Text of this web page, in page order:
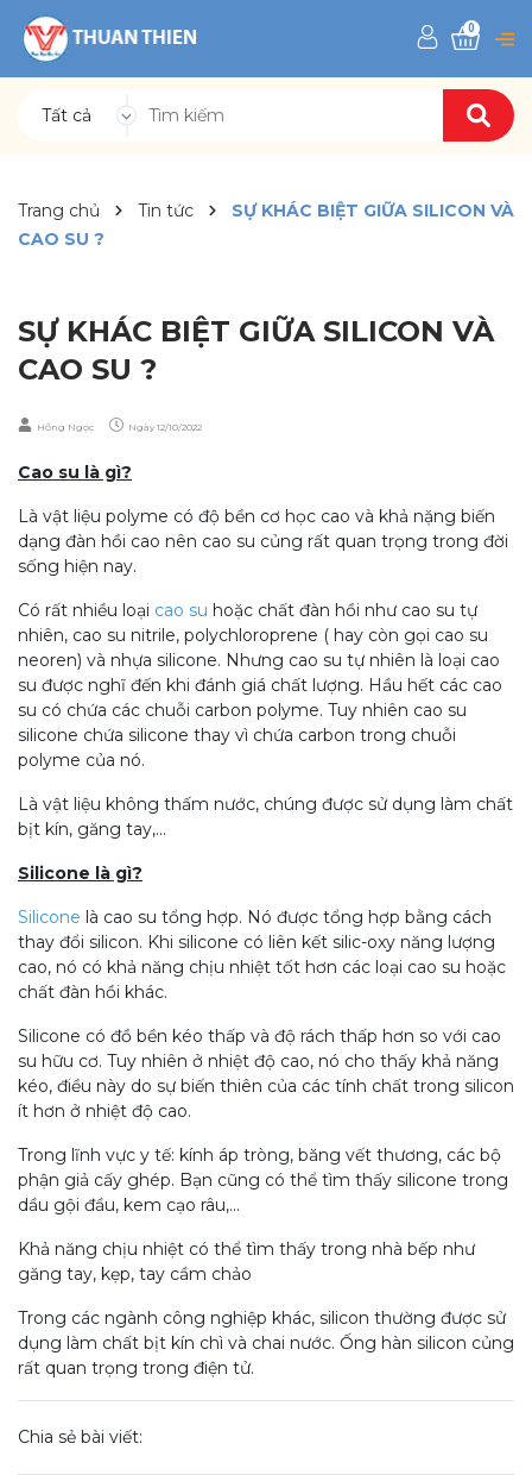
Tất cả
0
Trang chủ Tin tức
SỰ KHÁC BIỆT GIỮA SILICON VÀ
CAO SU ?
SỰ KHÁC BIỆT GIỮA SILICON VÀ
CAO SU ?
Hồng Ngọc Ngày 12/10/2022
Cao su là gì?
Là vật liệu polyme có độ bền cơ học cao và khả nặng biến
dạng đàn hồi cao nên cao su củng rất quan trọng trong đời
sống hiện nay.
Có rất nhiều loại cao su hoặc chất đàn hồi như cao su tự
nhiên, cao su nitrile, polychloroprene ( hay còn gọi cao su
neoren) và nhựa silicone. Nhưng cao su tự nhiên là loại cao
su được nghĩ đến khi đánh giá chất lượng. Hầu hết các cao
su có chứa các chuỗi carbon polyme. Tuy nhiên cao su
silicone chứa silicone thay vì chứa carbon trong chuỗi
polyme của nó.
Là vật liệu không thấm nước, chúng được sử dụng làm chất
bịt kín, găng tay,...
Silicone là gì?
Silicone là cao su tổng hợp. Nó được tổng hợp bằng cách
thay đổi silicon. Khi silicone có liên kết silic-oxy năng lượng
cao, nó có khả năng chịu nhiệt tốt hơn các loại cao su hoặc
chất đàn hồi khác.
Silicone có đồ bền kéo thấp và độ rách thấp hơn so với cao
su hữu cơ. Tuy nhiên ở nhiệt độ cao, nó cho thấy khả năng
kéo, điều này do sự biến thiên của các tính chất trong silicon
ít hơn ở nhiệt độ cao.
Trong lĩnh vực y tế: kính áp tròng, băng vết thương, các bộ
phận giả cấy ghép. Bạn cũng có thể tìm thấy silicone trong
dầu gội đầu, kem cạo râu,...
Khả năng chịu nhiệt có thể tìm thấy trong nhà bếp như
găng tay, kẹp, tay cầm chảo
Trong các ngành công nghiệp khác, silicon thường được sử
dụng làm chất bịt kín chì và chai nước. Ống hàn silicon củng
rất quan trọng trong điện tử.
Chia sẻ bài viết: